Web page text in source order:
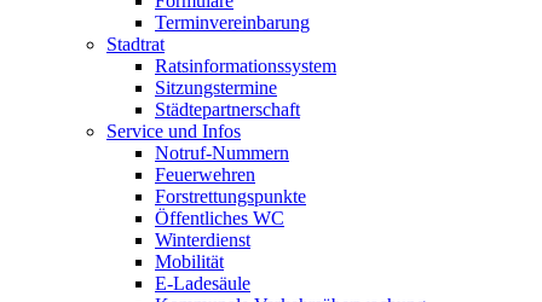
Terminvereinbarung
Stadtrat
Ratsinformationssystem
Sitzungstermine
Städtepartnerschaft
Service und Infos
Notruf-Nummern
Feuerwehren
Forstrettungspunkte
Öffentliches WC
Winterdienst
Mobilität
E-Ladesäule